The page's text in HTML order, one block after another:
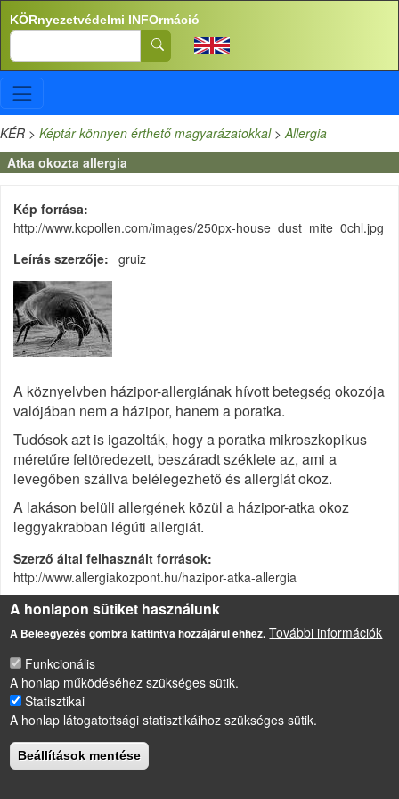
Ugrás a tartalomra
KÖRnyezetvédelmi INFOrmáció
Search
KÉR > Képtár könnyen érthető magyarázatokkal>Allergia
Atka okozta allergia
Kép forrása
http://www.kcpollen.com/images/250px-house_dust_mite_0chl.jpg
Leírás szerzője
gruiz
A köznyelvben házipor-allergiának hívott betegség okozója
valójában nem a házipor, hanem a poratka.
Tudósok azt is igazolták, hogy a poratka mikroszkopikus
méretűre feltöredezett, beszáradt széklete az, ami a
levegőben szállva belélegezhető és allergiát okoz.
A lakáson belüli allergének közül a házipor-atka okoz
leggyakrabban légúti allergiát.
Szerző által felhasznált források
http://www.allergiakozpont.hu/hazipor-atka-allergia
Allergia
LÁBLÉC
Impresszum
Sütikezelési szabályzat
A honlapon sütiket használunk
A Beleegyezés gombra kattintva hozzájárul ehhez. További információk
Funkcionális
A honlap működéséhez szükséges sütik.
Statisztikai
A honlap látogatottsági statisztikáihoz szükséges sütik.
Beállítások mentése